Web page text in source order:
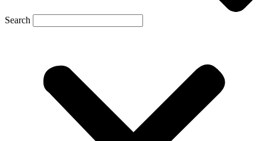
Search